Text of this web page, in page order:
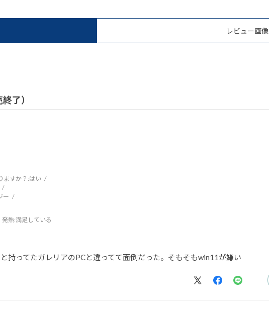
レビュー画像
了）
ますか？:はい
ー
発熱:満足している
持ってたガレリアのPCと違ってて面倒だった。そもそもwin11が嫌い